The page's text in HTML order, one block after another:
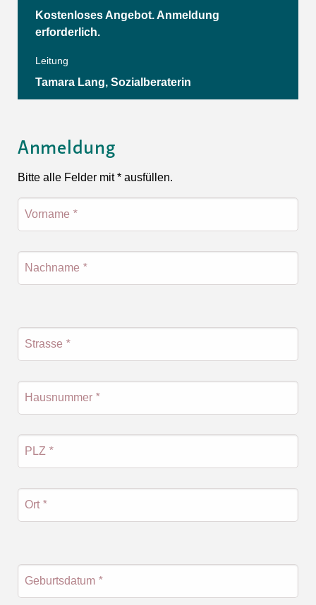
Kostenloses Angebot. Anmeldung
erforderlich.
Leitung
Tamara Lang, Sozialberaterin
Anmeldung
Bitte alle Felder mit * ausfüllen.
Vorname *
Nachname *
Strasse *
Hausnummer *
PLZ *
Ort *
Geburtsdatum *